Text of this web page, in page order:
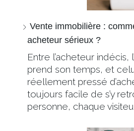
Vente immobilière :
acheteur sérieux ?
Entre l’acheteur indécis,
prend son temps, et
réellement pressé
toujours facile de s’y
personne, chaque